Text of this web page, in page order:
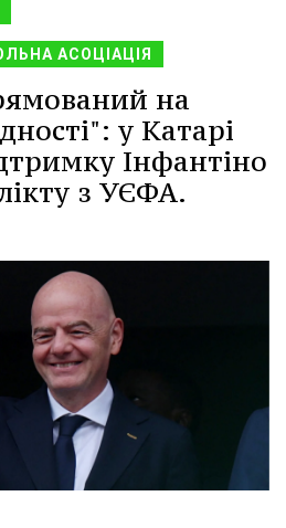
АСОЦІАЦІЯ
на
у Катарі
Інфантіно
з УЄФА.